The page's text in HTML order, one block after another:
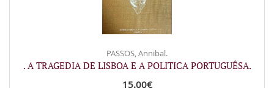
PASSOS, Annibal.
. A TRAGEDIA DE LISBOA E A POLITICA PORTUGUÊSA.
15.00€